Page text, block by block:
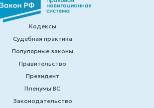
Кодексы
Судебная практика
Популярные законы
Правительство
Президент
Пленумы ВС
Законодательство